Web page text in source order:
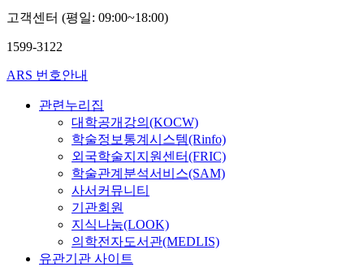
고객센터 (평일: 09:00~18:00)
1599-3122
ARS 번호안내
관련누리집
대학공개강의(KOCW)
학술정보통계시스템(Rinfo)
외국학술지지원센터(FRIC)
학술관계분석서비스(SAM)
사서커뮤니티
기관회원
지식나눔(LOOK)
의학전자도서관(MEDLIS)
유관기관 사이트